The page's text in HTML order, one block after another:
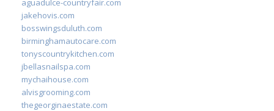
jakehovis.com
bosswingsduluth.com
birminghamautocare.com
tonyscountrykitchen.com
jbellasnailspa.com
mychaihouse.com
alvisgrooming.com
thegeorginaestate.com